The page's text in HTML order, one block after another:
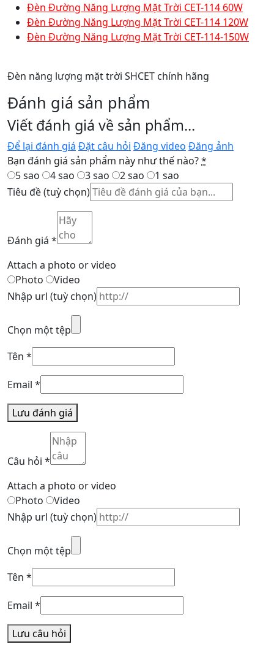
Đèn Đường Năng Lượng Mặt Trời CET-114 60W
Đèn Đường Năng Lượng Mặt Trời CET-114 120W
Đèn Đường Năng Lượng Mặt Trời CET-114-150W
Đèn năng lượng mặt trời SHCET chính hãng
Đánh giá sản phẩm
Viết đánh giá về sản phẩm...
Để lại đánh giá Đặt câu hỏi Đăng video Đăng ảnh
Bạn đánh giá sản phẩm này như thế nào?*
5 sao
4 sao 3 sao 2 sao
1 sao
Tiêu đề(tuỳ chọn)
Đánh giá *
Attach a photo or video
Photo
Video
Nhập url (tuỳ chọn)
Chọn một tệp
Tên *
Email *
Lưu đánh giá
Câu hỏi *
Attach a photo or video
Photo
Video
Nhập url (tuỳ chọn)
Chọn một tệp
Tên *
Email *
Lưu câu hỏi